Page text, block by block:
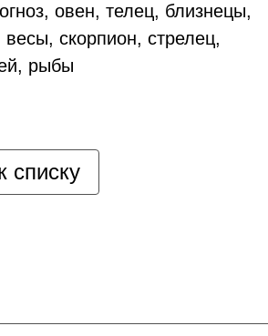
овен, телец, близнецы,
скорпион, стрелец,
рыбы
списку